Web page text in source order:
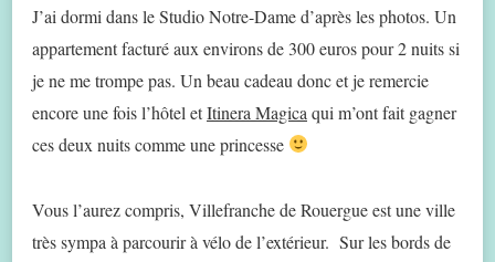
J’ai dormi dans le Studio Notre-Dame d’après les photos. Un
appartement facturé aux environs de 300 euros pour 2 nuits si
je ne me trompe pas. Un beau cadeau donc et je remercie
encore une fois l’hôtel etItinera Magica qui m’ont fait gagner
ces deux nuits comme une princesse
Vous l’aurez compris, Villefranche de Rouergue est une ville
très sympa à parcourir à vélo de l’extérieur. Sur les bords de